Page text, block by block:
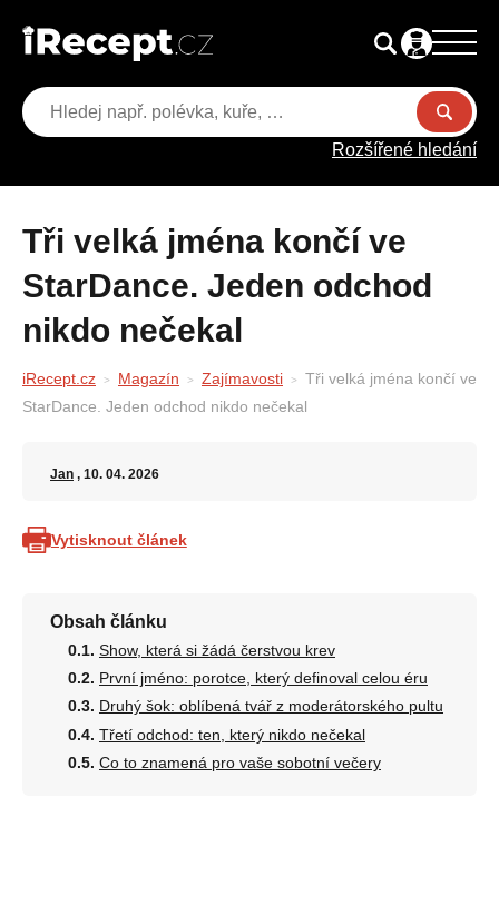
Rozšířené hledání
Tři velká jména končí ve
StarDance. Jeden odchod
nikdo nečekal
iRecept.cz Magazín Zajímavosti
Tři velká jména končí ve
StarDance. Jeden odchod nikdo nečekal
Jan , 10. 04. 2026
Vytisknout článek
Obsah článku
Show, která si žádá čerstvou krev
První jméno: porotce, který definoval celou éru
Druhý šok: oblíbená tvář z moderátorského pultu
Třetí odchod: ten, který nikdo nečekal
Co to znamená pro vaše sobotní večery